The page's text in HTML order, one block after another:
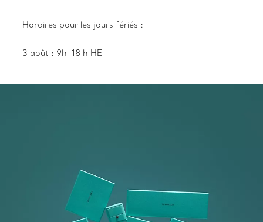
Horaires pour les jours fériés :
3 août : 9h-18 h HE